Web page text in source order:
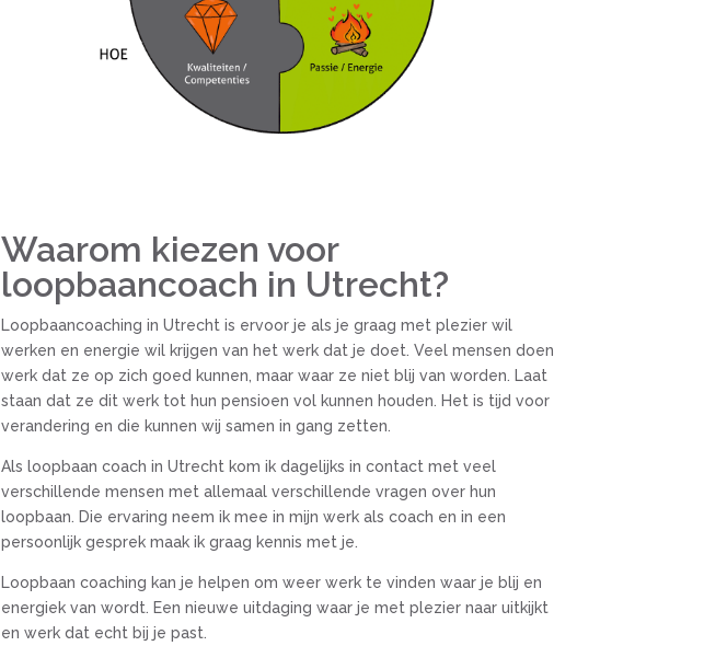
Waarom kiezen voor
loopbaancoach in Utrecht?
Loopbaancoaching in Utrecht is ervoor je als je graag met plezier wil
werken en energie wil krijgen van het werk dat je doet. Veel mensen doen
werk dat ze op zich goed kunnen, maar waar ze niet blij van worden. Laat
staan dat ze dit werk tot hun pensioen vol kunnen houden. Het is tijd voor
verandering en die kunnen wij samen in gang zetten.
Als loopbaan coach in Utrecht kom ik dagelijks in contact met veel
verschillende mensen met allemaal verschillende vragen over hun
loopbaan. Die ervaring neem ik mee in mijn werk als coach en in een
persoonlijk gesprek maak ik graag kennis met je.
Loopbaan coaching kan je helpen om weer werk te vinden waar je blij en
energiek van wordt. Een nieuwe uitdaging waar je met plezier naar uitkijkt
en werk dat echt bij je past.